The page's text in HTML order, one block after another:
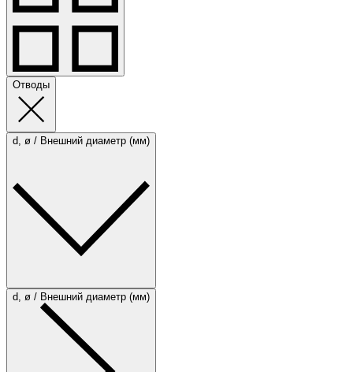
Отводы
d, ø / Внешний диаметр (мм)
d, ø / Внешний диаметр (мм)